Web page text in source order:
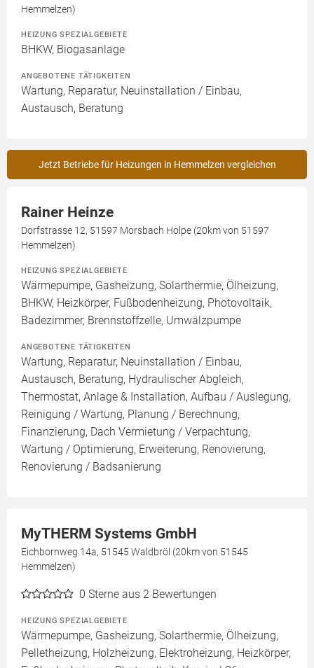
Hemmelzen)
HEIZUNG SPEZIALGEBIETE
BHKW, Biogasanlage
ANGEBOTENE TÄTIGKEITEN
Wartung, Reparatur, Neuinstallation / Einbau,
Austausch, Beratung
Jetzt Betriebe für Heizungen in Hemmelzen vergleichen
Rainer Heinze
Dorfstrasse 12, 51597 Morsbach Holpe (20km von 51597
Hemmelzen)
HEIZUNG SPEZIALGEBIETE
Wärmepumpe, Gasheizung, Solarthermie, Ölheizung,
BHKW, Heizkörper, Fußbodenheizung, Photovoltaik,
Badezimmer, Brennstoffzelle, Umwälzpumpe
ANGEBOTENE TÄTIGKEITEN
Wartung, Reparatur, Neuinstallation / Einbau,
Austausch, Beratung, Hydraulischer Abgleich,
Thermostat, Anlage & Installation, Aufbau / Auslegung,
Reinigung / Wartung, Planung / Berechnung,
Finanzierung, Dach Vermietung / Verpachtung,
Wartung / Optimierung, Erweiterung, Renovierung,
Renovierung / Badsanierung
MyTHERM Systems GmbH
Eichbornweg 14a, 51545 Waldbröl (20km von 51545
Hemmelzen)
0 Sterne aus 2 Bewertungen
HEIZUNG SPEZIALGEBIETE
Wärmepumpe, Gasheizung, Solarthermie, Ölheizung,
Pelletheizung, Holzheizung, Elektroheizung, Heizkörper,